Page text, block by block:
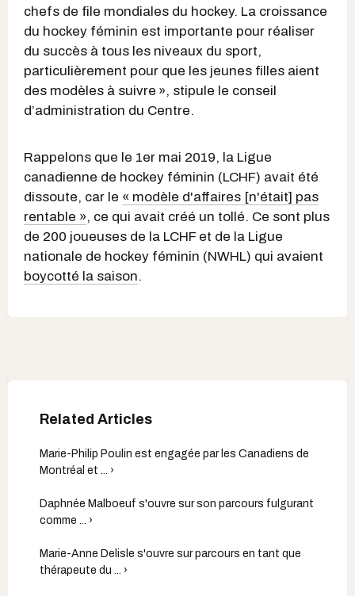
chefs de file mondiales du hockey. La croissance
du hockey féminin est importante pour réaliser
du succès à tous les niveaux du sport,
particulièrement pour que les jeunes filles aient
des modèles à suivre », stipule le conseil
d’administration du Centre.
Rappelons que le 1er mai 2019, la Ligue
canadienne de hockey féminin (LCHF) avait été
dissoute, car le « modèle d'affaires [n'était] pas
rentable », ce qui avait créé un tollé. Ce sont plus
de 200 joueuses de la LCHF et de la Ligue
nationale de hockey féminin (NWHL) qui avaient
boycotté la saison.
Marie-Philip Poulin est engagée par les Canadiens de
Montréal et ... ›
Daphnée Malboeuf s'ouvre sur son parcours fulgurant
comme ... ›
Marie-Anne Delisle s'ouvre sur parcours en tant que
thérapeute du ... ›